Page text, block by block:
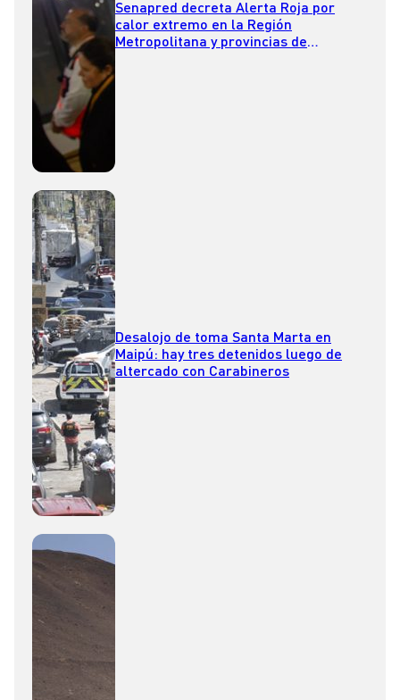
Senapred decreta Alerta Roja por
calor extremo en la Región
Metropolitana y provincias de
Desalojo de toma Santa Marta en
Maipú: hay tres detenidos luego de
altercado con Carabineros